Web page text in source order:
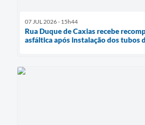
07 JUL 2026 - 15h44
Rua Duque de Caxias recebe
asfáltica após instalação dos tubos